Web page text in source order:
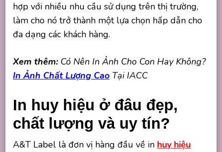
hợp với nhiều nhu cầu sử dụng trên thị trường,
làm cho nó trở thành một lựa chọn hấp dẫn cho
đa dạng các khách hàng.
Xem thêm: Có Nên In Ảnh Cho Con Hay Không?
In Ảnh Chất Lượng Cao Tại IACC
In huy hiệu ở đâu đẹp,
chất lượng và uy tín?
A&T Label là đơn vị hàng đầu về in huy hiệu